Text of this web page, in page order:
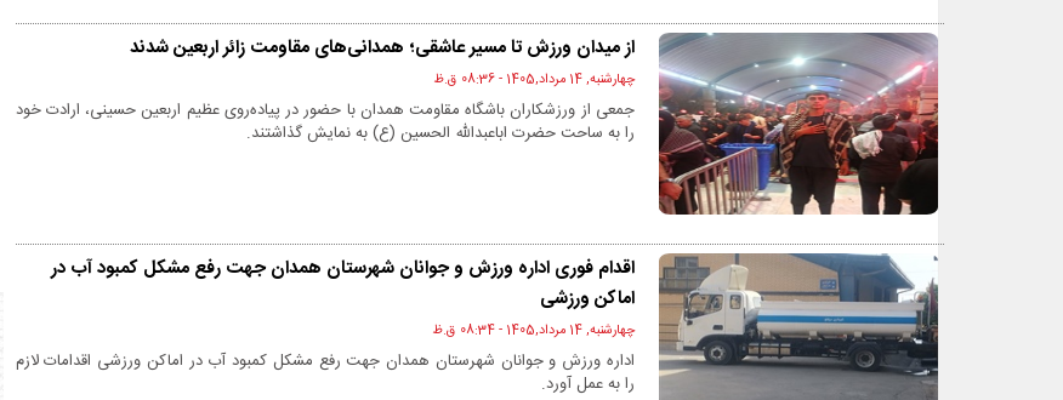
از میدان ورزش تا مسیر عاشقی؛ همدانی‌های مقاومت زائر اربعین شدند
چهارشنبه, 14 مرداد,1405 - 08:36 ق.ظ
جمعی از ورزشکاران باشگاه مقاومت همدان با حضور در پیاده‌روی عظیم اربعین حسینی، ارادت خود
را به ساحت حضرت اباعبدالله الحسین (ع) به نمایش گذاشتند.
اقدام فوری اداره ورزش و جوانان شهرستان همدان جهت رفع مشکل کمبود آب در
اماکن ورزشی
چهارشنبه, 14 مرداد,1405 - 08:34 ق.ظ
اداره ورزش و جوانان شهرستان همدان جهت رفع مشکل کمبود آب در اماکن ورزشی اقدامات لازم
را به عمل آورد.